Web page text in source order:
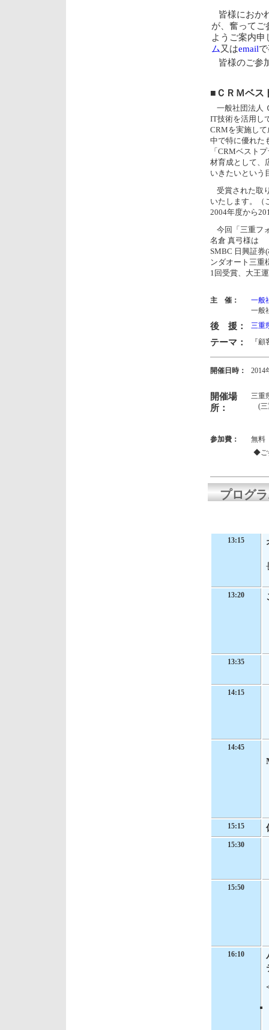
皆様におか
が、奮ってご
ようご案内申
ム 又はemail
皆様のご参
■ＣＲＭベス
一般社団法人
IT技術を活用し
CRMを実施し
中で特に優れた
「CRMベスト
材育成として、
いきたいという
受賞された取
いたします。（
2004年度から
今回「三重フ
名倉 真弓様は
SMBC 日興証券
ンダオート三重
1回受賞、大王
主 催：
一般
一般
後 援： 三重
テーマ： 『
開催日時：
2014
開催場
所：
三重
(三
参加費：
無料
◆ご
プログ
13:15
13:20
13:35
14:15
14:45
15:15
15:30
15:50
16:10